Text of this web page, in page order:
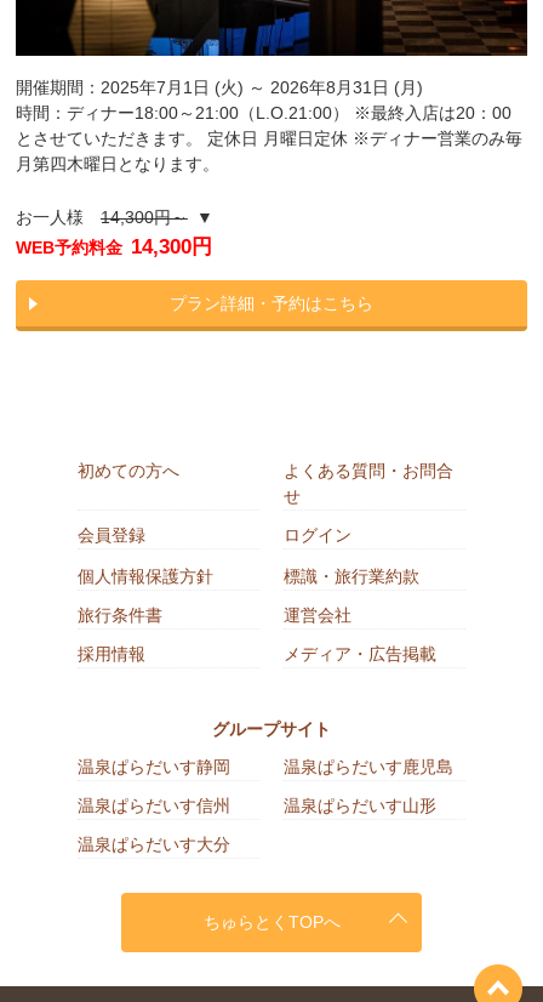
開催期間：2025年7月1日 (火) ～ 2026年8月31日 (月)
時間：ディナー18:00～21:00（L.O.21:00） ※最終入店は20：00
とさせていただきます。 定休日 月曜日定休 ※ディナー営業のみ毎
月第四木曜日となります。
お一人様14,300円～▼
WEB予約料金 14,300円
プラン詳細・予約はこちら
初めての方へ
よくある質問・お問合
せ
会員登録
ログイン
個人情報保護方針
標識・旅行業約款
旅行条件書
運営会社
採用情報
メディア・広告掲載
グループサイト
温泉ぱらだいす静岡
温泉ぱらだいす鹿児島
温泉ぱらだいす信州
温泉ぱらだいす山形
温泉ぱらだいす大分
ちゅらとくTOPへ